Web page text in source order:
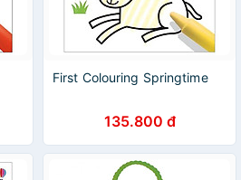
First Colouring Springtime
135.800 đ